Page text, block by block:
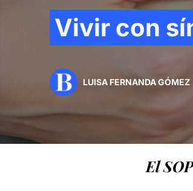
Vivir con
LUISA FERNANDA GÓMEZ
El